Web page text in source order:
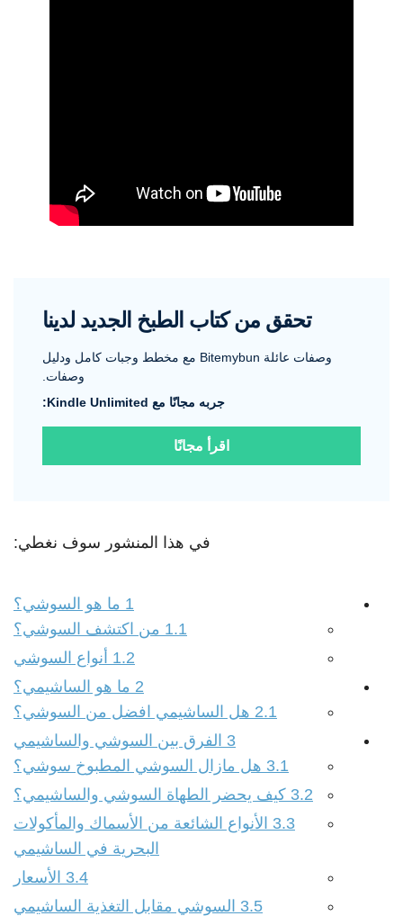
تحقق من كتاب الطبخ الجديد لدينا
وصفات عائلة Bitemybun مع مخطط وجبات كامل ودليل
وصفات.
جربه مجانًا مع Kindle Unlimited:
اقرأ مجانًا
في هذا المنشور سوف نغطي:
1 ما هو السوشي؟
1.1 من اكتشف السوشي؟
1.2 أنواع السوشي
2 ما هو الساشيمي؟
2.1 هل الساشيمي افضل من السوشي؟
3 الفرق بين السوشي والساشيمي
3.1 هل مازال السوشي المطبوخ سوشي؟
3.2 كيف يحضر الطهاة السوشي والساشيمي؟
3.3 الأنواع الشائعة من الأسماك والمأكولات
البحرية في الساشيمي
3.4 الأسعار
3.5 السوشي مقابل التغذية الساشيمي